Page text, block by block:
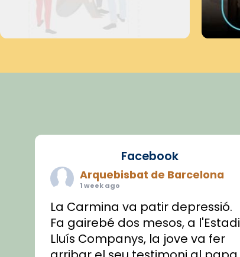
Facebook
Arquebisbat de Barcelona
1 week ago
La Carmina va patir depressió.
Fa gairebé dos mesos, a l'Estadi
Lluís Companys, la jove va fer